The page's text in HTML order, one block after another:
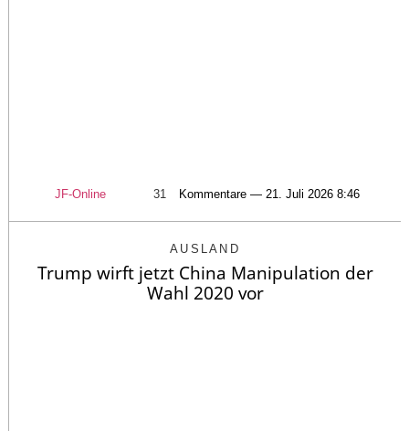
JF-Online 31 Kommentare — 21. Juli 2026 8:46
AUSLAND
Trump wirft jetzt China Manipulation der
Wahl 2020 vor